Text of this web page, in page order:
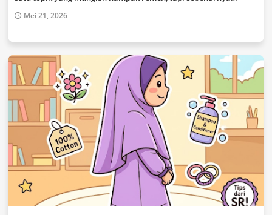
Mei 21, 2026